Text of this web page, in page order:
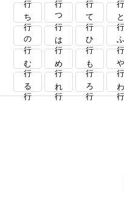
ち行 つ行 て行 と行
の行 は行 ひ行 ふ行
む行 め行 も行 や行
る行 れ行 ろ行 わ行